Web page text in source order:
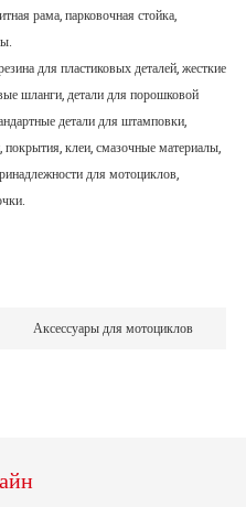
рама, парковочная стойка,
для пластиковых деталей, жесткие
шланги, детали для порошковой
детали для штамповки,
клеи, смазочные материалы,
для мотоциклов,
Аксессуары для мотоциклов